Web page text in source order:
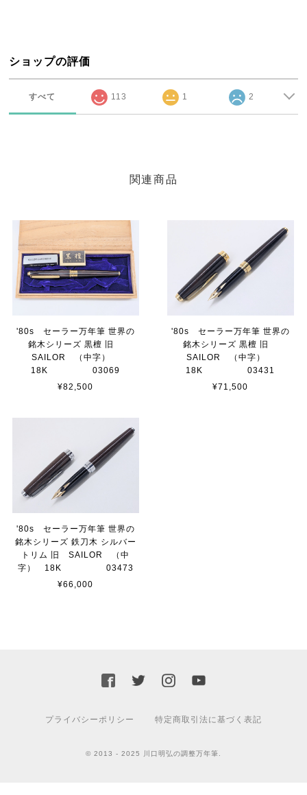
ショップの評価
すべて 113 1 2
関連商品
'80s セーラー万年筆 世界の
銘木シリーズ 黒檀 旧
SAILOR （中字）
18K 03069
¥82,500
'80s セーラー万年筆 世界の
銘木シリーズ 黒檀 旧
SAILOR （中字）
18K 03431
¥71,500
'80s セーラー万年筆 世界の
銘木シリーズ 鉄刀木 シルバー
トリム 旧 SAILOR （中
字） 18K 03473
¥66,000
プライバシーポリシー 特定商取引法に基づく表記
© 2013 - 2025 川口明弘の調整万年筆.